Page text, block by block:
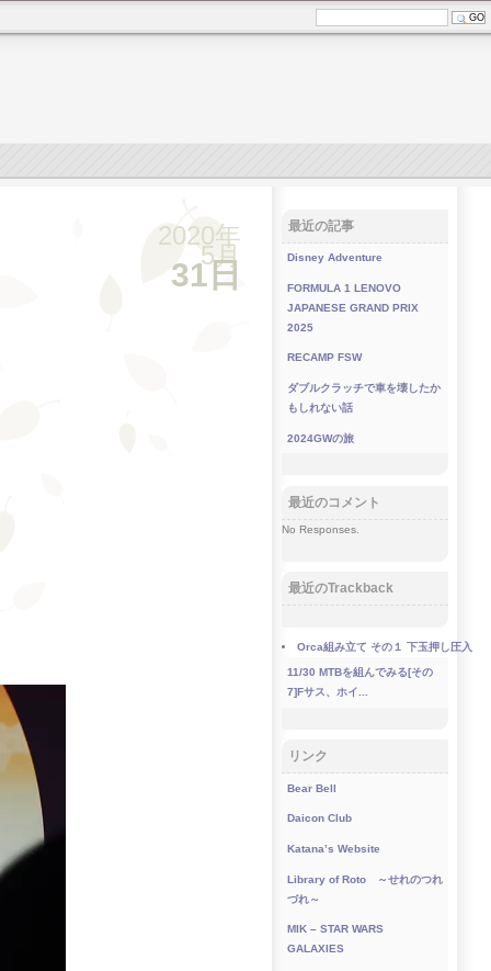
2020年
5月
31日
最近の記事
Disney Adventure
FORMULA 1 LENOVO
JAPANESE GRAND PRIX
2025
RECAMP FSW
ダブルクラッチで車を壊したか
もしれない話
2024GWの旅
最近のコメント
No Responses.
最近のTrackback
Orca組み立て その１ 下玉押し圧入
11/30 MTBを組んでみる[その
7]Fサス、ホイ...
リンク
Bear Bell
Daicon Club
Katana’s Website
Library of Roto ～せれのつれ
づれ～
MIK – STAR WARS
GALAXIES